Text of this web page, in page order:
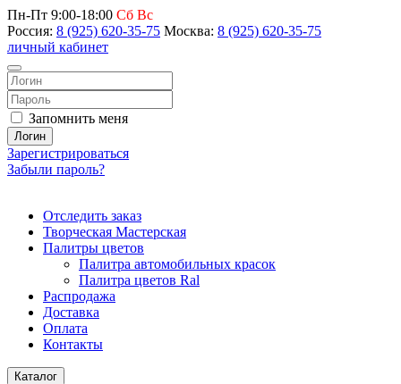
Пн-Пт 9:00-18:00 Сб Вс
Россия: 8 (925) 620-35-75 Москва: 8 (925) 620-35-75
личный кабинет
Запомнить меня
Логин
Зарегистрироваться
Забыли пароль?
Отследить заказ
Творческая Мастерская
Палитры цветов
Палитра автомобильных красок
Палитра цветов Ral
Распродажа
Доставка
Оплата
Контакты
Каталог